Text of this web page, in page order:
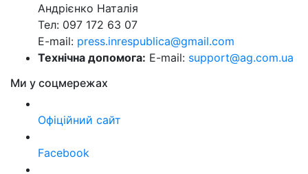
Андрієнко Наталія
Тел: 097 172 63 07
E-mail: press.inrespublica@gmail.com
Технічна допомога: E-mail: support@ag.com.ua
Ми у соцмережах
Офіційний сайт
Facebook